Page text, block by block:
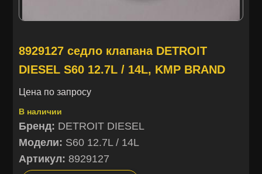
8929127 седло клапана DETROIT
DIESEL S60 12.7L / 14L, KMP BRAND
Цена по запросу
В наличии
Бренд: DETROIT DIESEL
Модели: S60 12.7L / 14L
Артикул: 8929127